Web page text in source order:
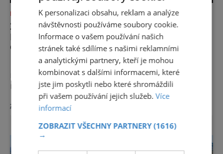
NEJKRÁSNĚJŠÍ PAMÁTKY
ZÁMEK BEČOV NAD TEPLOU A
RELIKVIÁŘ SVATÉHO MAURA: DLOUHÁ
CESTA K PŮVODNÍ KRÁSE
Hned po korunovačních klenotech je
relikviář svatého Maura považován za
nejcennější movitou památku v České
republice. A to se přitom zdálo, že tenhle
románský skvost už je pro další generace
počátku 13. století ve Francii. Biskup Gérard
de Rumigny, působící v severofrancouzském
městě Cambrai, byl neúnavný v hledání
zobrazit více >>
K personalizaci obsahu, reklam a analýze
návštěvnosti používáme soubory cookie.
Informace o vašem používání našich
stránek také sdílíme s našimi reklamními
a analytickými partnery, kteří je mohou
kombinovat s dalšími informacemi, které
jste jim poskytli nebo které shromáždili
při vašem používání jejich služeb.Více
informací
ZOBRAZIT VŠECHNY PARTNERY(1616)
→